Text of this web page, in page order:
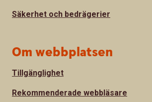
Säkerhet och bedrägerier
Om webbplatsen
Tillgänglighet
Rekommenderade webbläsare